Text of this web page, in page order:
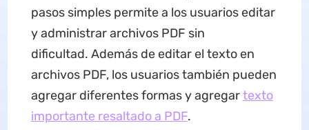
pasos simples permite a los usuarios editar
y administrar archivos PDF sin
dificultad. Además de editar el texto en
archivos PDF, los usuarios también pueden
agregar diferentes formas y agregartexto
importante resaltado a PDF.